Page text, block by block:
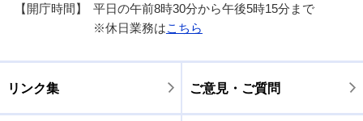
【開庁時間】
平日の午前8時30分から午後5時15分まで
※休日業務はこちら
リンク集 ご意見・ご質問